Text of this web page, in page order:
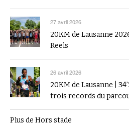
27 avril 2026
20KM de Lausanne
Reels
26 avril 2026
20KM de Lausanne |
trois records du
Plus de Hors stade